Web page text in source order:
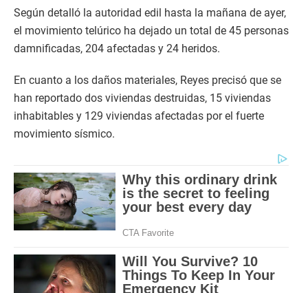
Según detalló la autoridad edil hasta la mañana de ayer,
el movimiento telúrico ha dejado un total de 45 personas
damnificadas, 204 afectadas y 24 heridos.
En cuanto a los daños materiales, Reyes precisó que se
han reportado dos viviendas destruidas, 15 viviendas
inhabitables y 129 viviendas afectadas por el fuerte
movimiento sísmico.